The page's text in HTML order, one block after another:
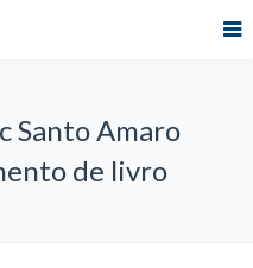
Santo Amaro
de livro